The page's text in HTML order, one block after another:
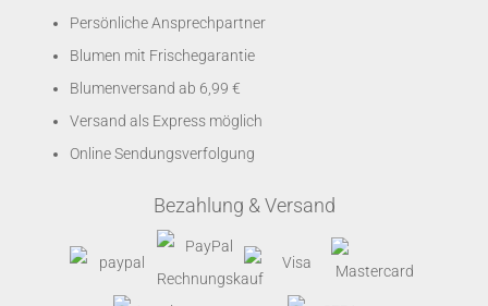
Persönliche Ansprechpartner
Blumen mit Frischegarantie
Blumenversand ab 6,99 €
Versand als Express möglich
Online Sendungsverfolgung
Bezahlung & Versand